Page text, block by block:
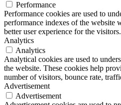
Performance
Performance cookies are used to
performance indexes of the website
better user experience for the visitors.
Analytics
Analytics
Analytical cookies are used to
the website. These cookies help
number of visitors, bounce rate,
Advertisement
Advertisement